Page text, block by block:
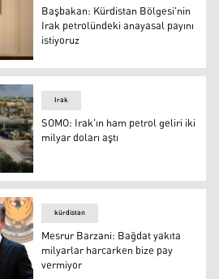
Irak petrolündeki
Başbakan: Kürdistan Bölgesi'nin
Irak petrolündeki anayasal payını
istiyoruz
geliri iki milyar doları aştı
Irak
SOMO: Irak'ın ham petrol geliri iki
milyar doları aştı
kürdistan
Mesrur Barzani: Bağdat yakıta
milyarlar harcarken bize pay
vermiyor